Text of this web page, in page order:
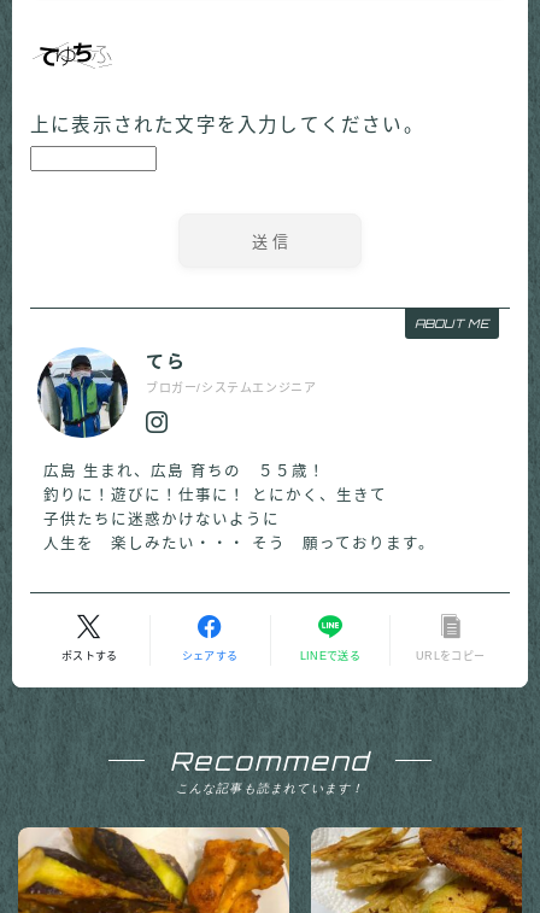
上に表示された文字を入力してください。
ABOUT ME
てら
ブロガー/システムエンジニア
広島 生まれ、広島 育ちの ５５歳！
釣りに！遊びに！仕事に！ とにかく、生きて
子供たちに迷惑かけないように
人生を 楽しみたい・・・ そう 願っております。
ポストする シェアする LINEで送る URLをコピー
Recommend
こんな記事も読まれています！